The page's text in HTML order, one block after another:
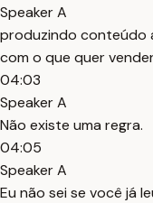
Speaker A
produzindo conteúdo
com o que quer
04:03
Speaker A
Não existe uma regra.
04:05
Speaker A
Eu não sei se você já